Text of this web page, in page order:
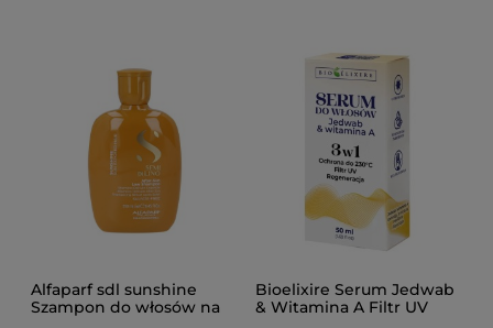
Alfaparf sdl sunshine
Szampon do włosów na
Bioelixire Serum Jedwab
& Witamina A Filtr UV